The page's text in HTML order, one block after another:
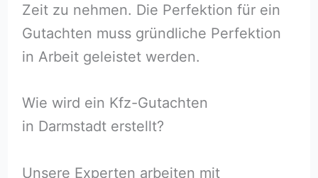
Zeit zu nehmen. Die Perfektion für ein
Gutachten muss gründliche Perfektion
in Arbeit geleistet werden.
Wie wird ein Kfz-Gutachten
in Darmstadt erstellt?
Unsere Experten arbeiten mit